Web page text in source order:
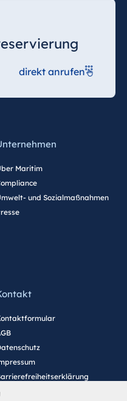
direkt anrufen
Maritim
und Sozialmaßnahmen
Einstellungen